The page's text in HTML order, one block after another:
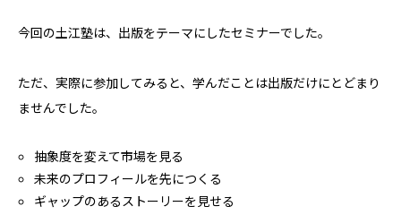
今回の土江塾は、出版をテーマにしたセミナーでした。
ただ、実際に参加してみると、学んだことは出版だけにとどまり
ませんでした。
抽象度を変えて市場を見る
未来のプロフィールを先につくる
ギャップのあるストーリーを見せる